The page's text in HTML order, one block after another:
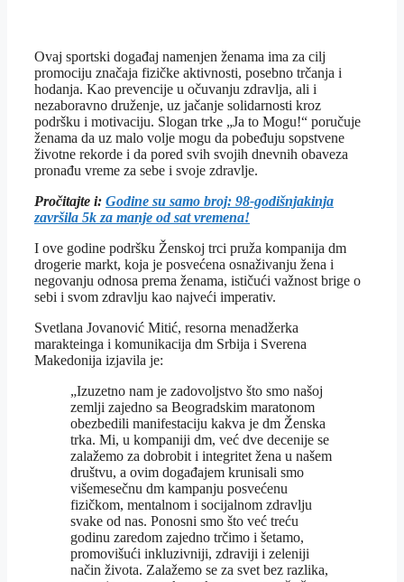
Ovaj sportski događaj namenjen ženama ima za cilj
promociju značaja fizičke aktivnosti, posebno trčanja i
hodanja. Kao prevencije u očuvanju zdravlja, ali i
nezaboravno druženje, uz jačanje solidarnosti kroz
podršku i motivaciju. Slogan trke „Ja to Mogu!“ poručuje
ženama da uz malo volje mogu da pobeđuju sopstvene
životne rekorde i da pored svih svojih dnevnih obaveza
pronađu vreme za sebe i svoje zdravlje.
Pročitajte i: Godine su samo broj: 98-godišnjakinja
završila 5k za manje od sat vremena!
I ove godine podršku Ženskoj trci pruža kompanija dm
drogerie markt, koja je posvećena osnaživanju žena i
negovanju odnosa prema ženama, ističući važnost brige o
sebi i svom zdravlju kao najveći imperativ.
Svetlana Jovanović Mitić, resorna menadžerka
marakteinga i komunikacija dm Srbija i Sverena
Makedonija izjavila je:
„Izuzetno nam je zadovoljstvo što smo našoj
zemlji zajedno sa Beogradskim maratonom
obezbedili manifestaciju kakva je dm Ženska
trka. Mi, u kompaniji dm, već dve decenije se
zalažemo za dobrobit i integritet žena u našem
društvu, a ovim događajem krunisali smo
višemesečnu dm kampanju posvećenu
fizičkom, mentalnom i socijalnom zdravlju
svake od nas. Ponosni smo što već treću
godinu zaredom zajedno trčimo i šetamo,
promovišući inkluzivniji, zdraviji i zeleniji
način života. Zalažemo se za svet bez razlika,